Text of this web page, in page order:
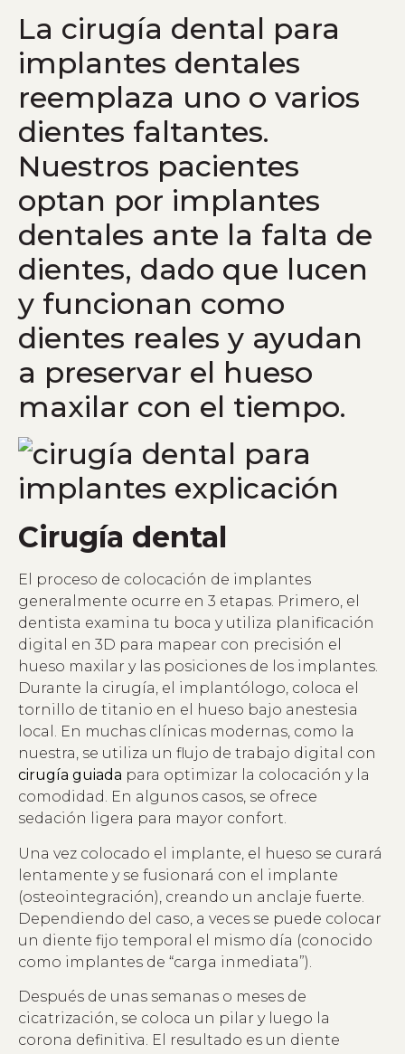
La cirugía dental para
implantes dentales
reemplaza uno o varios
dientes faltantes.
Nuestros pacientes
optan por implantes
dentales ante la falta de
dientes, dado que lucen
y funcionan como
dientes reales y ayudan
a preservar el hueso
maxilar con el tiempo.
Cirugía dental
El proceso de colocación de implantes
generalmente ocurre en 3 etapas. Primero, el
dentista examina tu boca y utiliza planificación
digital en 3D para mapear con precisión el
hueso maxilar y las posiciones de los implantes.
Durante la cirugía, el implantólogo, coloca el
tornillo de titanio en el hueso bajo anestesia
local. En muchas clínicas modernas, como la
nuestra, se utiliza un flujo de trabajo digital con
cirugía guiada para optimizar la colocación y la
comodidad. En algunos casos, se ofrece
sedación ligera para mayor confort.
Una vez colocado el implante, el hueso se curará
lentamente y se fusionará con el implante
(osteointegración), creando un anclaje fuerte.
Dependiendo del caso, a veces se puede colocar
un diente fijo temporal el mismo día (conocido
como implantes de “carga inmediata”).
Después de unas semanas o meses de
cicatrización, se coloca un pilar y luego la
corona definitiva. El resultado es un diente